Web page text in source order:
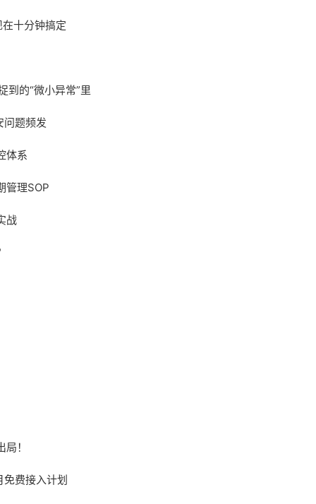
十分钟搞定
到的“微小异常”里
问题频发
体系
管理SOP
战
！
费接入计划